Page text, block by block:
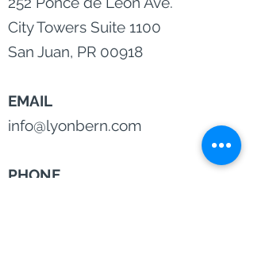
City Towers Suite 1100
San Juan, PR 00918
EMAIL
info@lyonbern.com
PHONE